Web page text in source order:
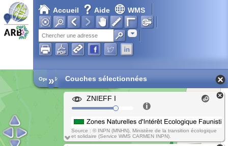
Accueil Aide WMS
Adresse
Chargement en cours...
Open Street Map
» Couches sélectionnées
ZNIEFF I
Source : © INPN (MNHN), Ministère de la transition écologique
et solidaire (Service WMS CARMEN INPN).